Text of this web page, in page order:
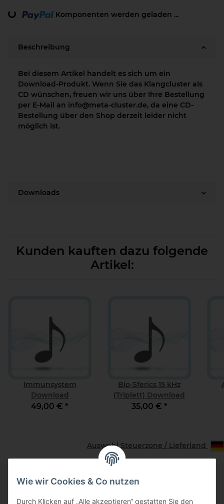
Loading... Komponenten werden geladen ...
Beschreibung
Bei diesem Artikel handelt es sich um ein
Download-Produkt. Wenn Sie das Klangcluster als
CD wünschen, freuen wir uns über Ihre Bestellung
per E-Mail an info@meta-cluster.de, da eine CD-
Bestellung über den Shop derzeit leider nicht
möglich ist.
Downloads
Kunden kauften dazu folgende
Artikel:
Immunsystem
Download
49,00 € *
Bio-Sferics 15 kHz
(Triplett) Download
35,00 € *
Auswahl Steuerzone / Lieferland
Informationen
Wie wir Cookies & Co nutzen
Durch Klicken auf „Alle akzeptieren“ gestatten Sie den